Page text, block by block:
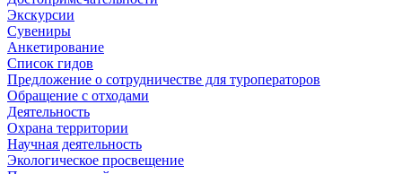
Экскурсии
Сувениры
Анкетирование
Список гидов
Предложение о сотрудничестве для туроператоров
Обращение с отходами
Деятельность
Охрана территории
Научная деятельность
Экологическое просвещение